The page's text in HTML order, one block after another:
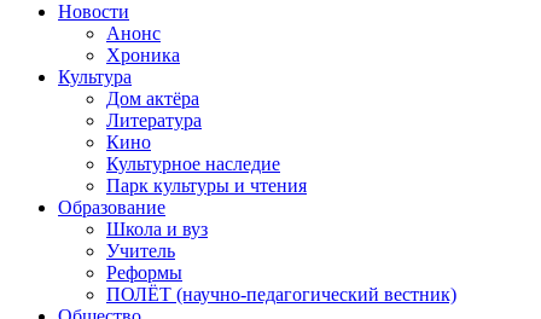
Новости
Анонс
Хроника
Культура
Дом актёра
Литература
Кино
Культурное наследие
Парк культуры и чтения
Образование
Школа и вуз
Учитель
Реформы
ПОЛЁТ (научно-педагогический вестник)